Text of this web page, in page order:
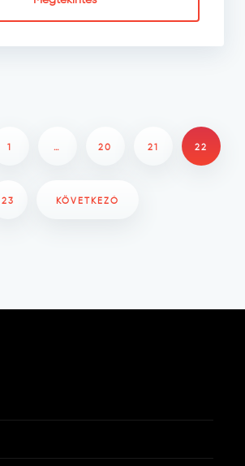
1 … 20 21 22
23 KÖVETKEZŐ